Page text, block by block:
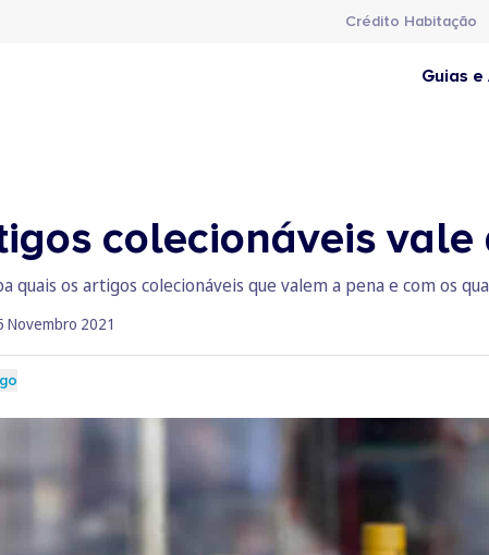
Crédito Habitação
Guias
colecionáveis
quais os artigos colecionáveis que valem a pena e com os
Novembro 2021